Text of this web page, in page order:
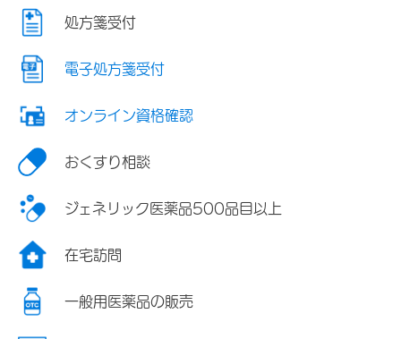
処方箋受付
電子処方箋受付
オンライン資格確認
おくすり相談
ジェネリック医薬品500品目以上
在宅訪問
一般用医薬品の販売